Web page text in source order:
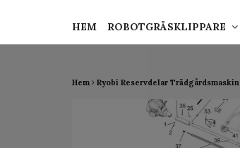
Hem Ryobi Reservdelar
HEM ROBOTGRÄSKLIPPARE